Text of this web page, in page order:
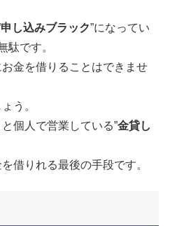
申し込みブラック”になってい
駄です。
金を借りることはできませ
う。
個人で営業している”金貸し
借りれる最後の手段です。